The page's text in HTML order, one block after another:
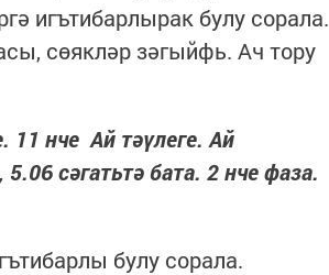
игътибарлырак булу сорала.
сөякләр зәгыйфь. Ач тору
нче Ай тәүлеге. Ай
сәгатьтә бата. 2 нче фаза.
булу сорала.